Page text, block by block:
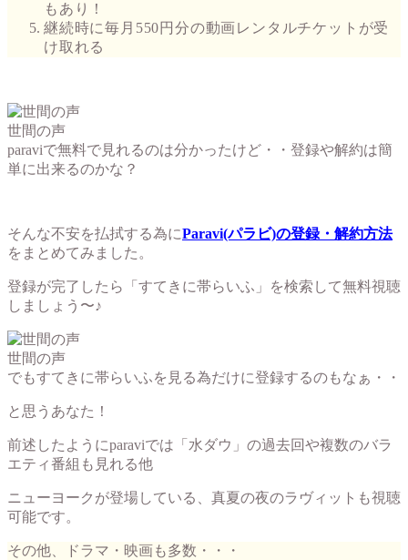
もあり！
継続時に毎月550円分の動画レンタルチケットが受
け取れる
世間の声
paraviで無料で見れるのは分かったけど・・登録や解約は簡
単に出来るのかな？
そんな不安を払拭する為にParavi(パラビ)の登録・解約方法
をまとめてみました。
登録が完了したら「すてきに帯らいふ」を検索して無料視聴
しましょう〜♪
世間の声
でもすてきに帯らいふを見る為だけに登録するのもなぁ・・
と思うあなた！
前述したようにparaviでは「水ダウ」の過去回や複数のバラ
エティ番組も見れる他
ニューヨークが登場している、真夏の夜のラヴィットも視聴
可能です。
その他、ドラマ・映画も多数・・・